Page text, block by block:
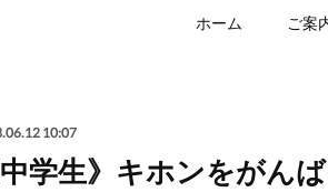
ホーム ご案
10:07
中学生》キホンをがんば